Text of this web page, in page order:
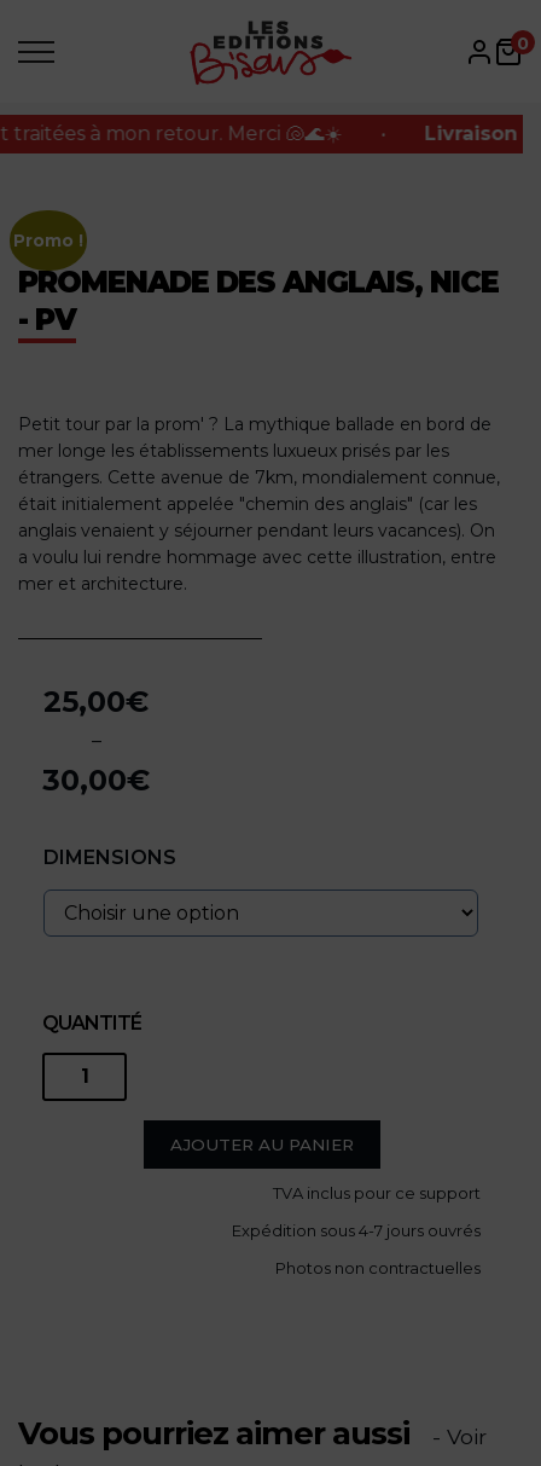
à mon retour. Merci 🐚🌊☀️
à mon retour. Merci 🐚🌊☀️ Livraison
0
PROMENADE DES ANGLAIS, NICE
- PV
Petit tour par la prom' ? La mythique ballade en bord de
mer longe les établissements luxueux prisés par les
étrangers. Cette avenue de 7km, mondialement connue,
était initialement appelée "chemin des anglais" (car les
anglais venaient y séjourner pendant leurs vacances). On
a voulu lui rendre hommage avec cette illustration, entre
mer et architecture.
25,00€
–
30,00€
de
25,00€
à
DIMENSIONS
QUANTITÉ
quantité
-
AJOUTER AU PANIER
TVA inclus pour ce support
Expédition sous 4-7 jours ouvrés
Photos non contractuelles
Promo !
Vous pourriez aimer aussi
- Voir